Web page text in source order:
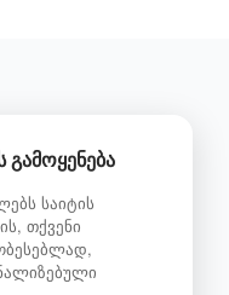
საიტის
თქვენი
პირობები